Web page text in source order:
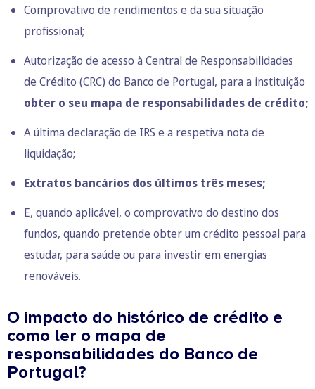
Comprovativo de rendimentos e da sua situação
profissional;
Autorização de acesso à Central de Responsabilidades
de Crédito (CRC) do Banco de Portugal, para a instituição
obter o seu mapa de responsabilidades de crédito;
Aúltima declaração de IRS e a respetiva nota de
liquidação;
Extratos bancários dos últimos três meses;
E, quando aplicável, o comprovativo do destino dos
fundos, quando pretende obter um crédito pessoal para
estudar, para saúde ou para investir em energias
renováveis.
O impacto do histórico de crédito e
como ler o mapa de
responsabilidades do Banco de
Portugal?